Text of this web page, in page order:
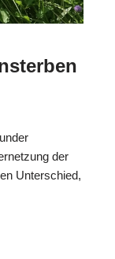
der
Unterschied,